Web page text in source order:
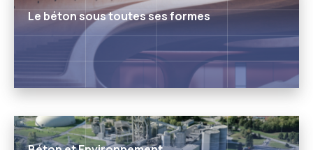
Le béton sous toutes ses formes